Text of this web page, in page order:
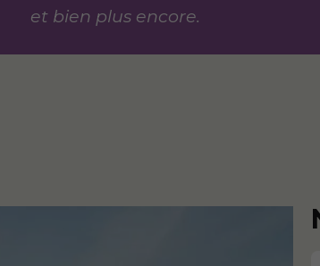
et bien plus encore.